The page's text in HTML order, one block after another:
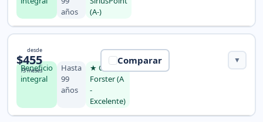
años
(A-)
Seguro INF Elite X
Beneficio
integral
Hasta
99
años
★ Crum &
Forster (A
-
Excelente)
desde
$455
/3 meses
Comparar ▼